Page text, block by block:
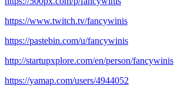
https://www.twitch.tv/fancywinis
https://pastebin.com/u/fancywinis
http://startupxplore.com/en/person/fancywinis
https://yamap.com/users/4944052